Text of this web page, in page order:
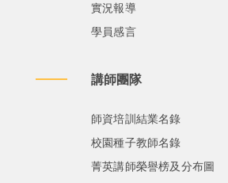
實況報導
學員感言
講師團隊
師資培訓結業名錄
校園種子教師名錄
菁英講師榮譽榜及分布圖